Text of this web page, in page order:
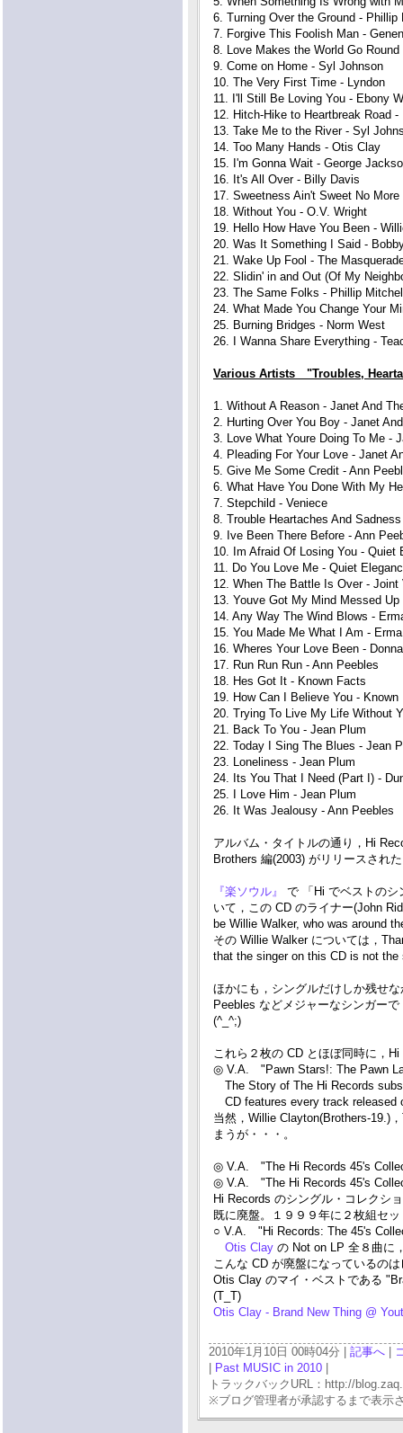
6. Turning Over the Ground - Phillip
7. Forgive This Foolish Man -
8. Love Makes the World Go
9. Come on Home - Syl Johnson
10. The Very First Time - Lyndon
11. I'll Still Be Loving You - Ebony
12. Hitch-Hike to Heartbreak Road -
13. Take Me to the River - Syl
14. Too Many Hands - Otis Clay
15. I'm Gonna Wait - George
16. It's All Over - Billy Davis
17. Sweetness Ain't Sweet No More
18. Without You - O.V. Wright
19. Hello How Have You Been -
20. Was It Something I Said -
21. Wake Up Fool - The
22. Slidin' in and Out (Of My
23. The Same Folks - Phillip
24. What Made You Change Your
25. Burning Bridges - Norm West
26. I Wanna Share Everything -
Various Artists "Troubles,
1. Without A Reason - Janet And
2. Hurting Over You Boy - Janet
3. Love What Youre Doing To Me -
4. Pleading For Your Love - Janet
5. Give Me Some Credit - Ann
6. What Have You Done With My
7. Stepchild - Veniece
8. Trouble Heartaches And
9. Ive Been There Before - Ann
10. Im Afraid Of Losing You - Quiet
11. Do You Love Me - Quiet
12. When The Battle Is Over - Joint
13. Youve Got My Mind Messed
14. Any Way The Wind Blows -
15. You Made Me What I Am -
16. Wheres Your Love Been -
17. Run Run Run - Ann Peebles
18. Hes Got It - Known Facts
19. How Can I Believe You - Known
20. Trying To Live My Life Without
21. Back To You - Jean Plum
22. Today I Sing The Blues - Jean
23. Loneliness - Jean Plum
24. Its You That I Need (Part I) -
25. I Love Him - Jean Plum
26. It Was Jealousy - Ann Peebles
アルバム・タイトルの通り，Hi
Brothers 編(2003) がリリースされ
『楽ソウル』 で 「Hi でベストのシ
いて，この CD のライナー(John
be Willie Walker, who was around
その Willie Walker については，
that the singer on this CD is not
ほかにも，シングルだけしか残せ
Peebles などメジャーなシンガー
(^_^;)
これら２枚の CD とほぼ同時に，
◎ V.A. "Pawn Stars!: The Pawn
The Story of The Hi Records
CD features every track released
当然，Willie Clayton(Brothers-19.)
まうが・・・。
◎ V.A. "The Hi Records 45's
◎ V.A. "The Hi Records 45's
Hi Records のシングル・コレクシ
既に廃盤。１９９９年に２枚組セ
○ V.A. "Hi Records: The 45's
Otis Clay の Not on LP 全８曲に
こんな CD が廃盤になっているの
Otis Clay のマイ・ベストである
(T_T)
Otis Clay - Brand New Thing @
2010年1月10日 00時04分 | 記事へ
Past MUSIC in 2010
トラックバックURL：http://
※ブログ管理者が承認するまで表示